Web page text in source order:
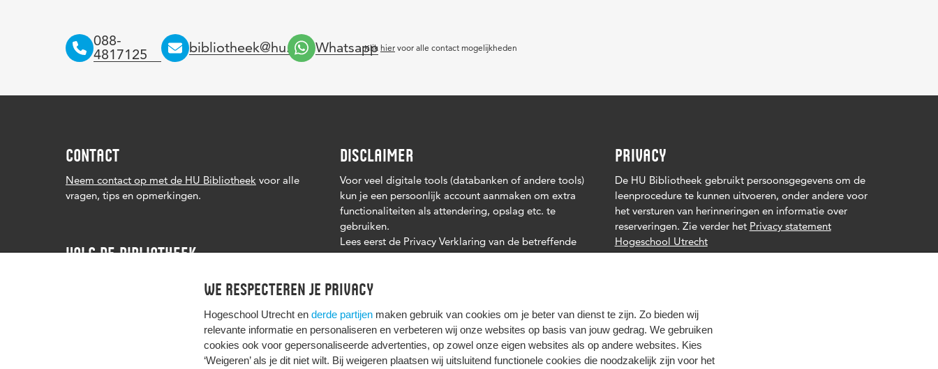
We respecteren je privacy
Hogeschool Utrecht en derde partijen maken gebruik van cookies om je beter van dienst te zijn. Zo bieden wij
relevante informatie en personaliseren en verbeteren wij onze websites op basis van jouw gedrag. We gebruiken
cookies ook voor gepersonaliseerde advertenties, op zowel onze eigen websites als op andere websites. Kies
‘Weigeren’ als je dit niet wilt. Bij weigeren plaatsen wij uitsluitend functionele cookies die noodzakelijk zijn voor het
088-
4817125
bibliotheek@hu.nl Whatsapp
Klik hier voor alle contact mogelijkheden
CONTACT
Neem contact op met de HU Bibliotheek voor alle
vragen, tips en opmerkingen.
VOLG DE BIBLIOTHEEK
DISCLAIMER
Voor veel digitale tools (databanken of andere tools)
kun je een persoonlijk account aanmaken om extra
functionaliteiten als attendering, opslag etc. te
gebruiken.
Lees eerst de Privacy Verklaring van de betreffende
tool. Het is je eigen verantwoordelijkheid of je je
PRIVACY
De HU Bibliotheek gebruikt persoonsgegevens om de
leenprocedure te kunnen uitvoeren, onder andere voor
het versturen van herinneringen en informatie over
reserveringen. Zie verder het Privacy statement
Hogeschool Utrecht